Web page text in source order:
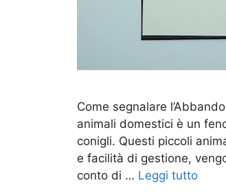
Come segnalare
animali domestici è un
conigli. Questi piccoli
e facilità di gestione,
conto di … Leggi tutto